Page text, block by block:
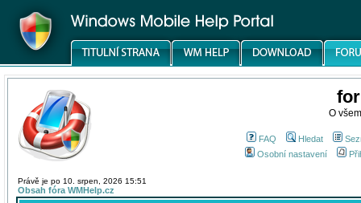
O
FAQ Hledat
Osobní nastavení
Právě je po 10. srpen, 2026 15:51
Obsah fóra WMHelp.cz